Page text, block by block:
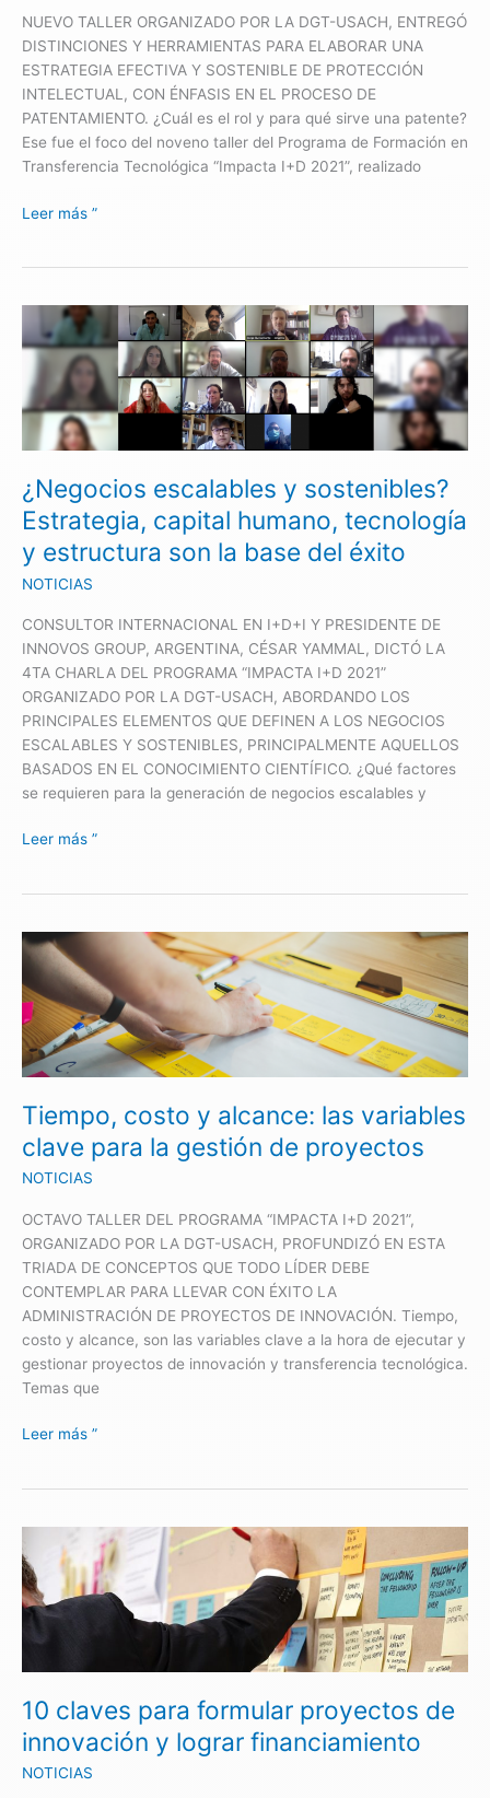
NUEVO TALLER ORGANIZADO POR LA DGT-USACH, ENTREGÓ
DISTINCIONES Y HERRAMIENTAS PARA ELABORAR UNA
ESTRATEGIA EFECTIVA Y SOSTENIBLE DE PROTECCIÓN
INTELECTUAL, CON ÉNFASIS EN EL PROCESO DE
PATENTAMIENTO. ¿Cuál es el rol y para qué sirve una patente?
Ese fue el foco del noveno taller del Programa de Formación en
Transferencia Tecnológica “Impacta I+D 2021”, realizado
Leer más ”
¿Negocios escalables y sostenibles?
Estrategia, capital humano, tecnología
y estructura son la base del éxito
NOTICIAS
CONSULTOR INTERNACIONAL EN I+D+I Y PRESIDENTE DE
INNOVOS GROUP, ARGENTINA, CÉSAR YAMMAL, DICTÓ LA
4TA CHARLA DEL PROGRAMA “IMPACTA I+D 2021”
ORGANIZADO POR LA DGT-USACH, ABORDANDO LOS
PRINCIPALES ELEMENTOS QUE DEFINEN A LOS NEGOCIOS
ESCALABLES Y SOSTENIBLES, PRINCIPALMENTE AQUELLOS
BASADOS EN EL CONOCIMIENTO CIENTÍFICO. ¿Qué factores
se requieren para la generación de negocios escalables y
¿Negocios
escalables
sostenibles?
Estrategia,
capital
tecnología
y
estructura
son
la
del
éxito
Leer más ”
Tiempo, costo y alcance: las variables
clave para la gestión de proyectos
NOTICIAS
OCTAVO TALLER DEL PROGRAMA “IMPACTA I+D 2021”,
ORGANIZADO POR LA DGT-USACH, PROFUNDIZÓ EN ESTA
TRIADA DE CONCEPTOS QUE TODO LÍDER DEBE
CONTEMPLAR PARA LLEVAR CON ÉXITO LA
ADMINISTRACIÓN DE PROYECTOS DE INNOVACIÓN. Tiempo,
costo y alcance, son las variables clave a la hora de ejecutar y
gestionar proyectos de innovación y transferencia tecnológica.
Temas que
Tiempo,
costo
y
alcance:
las
variables
para
gestión
de
Leer más ”
10 claves para formular proyectos de
innovación y lograr financiamiento
NOTICIAS
claves
para
formular
proyectos
y
lograr
financiamiento